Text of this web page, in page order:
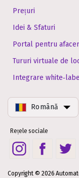
Prețuri
Idei & Sfaturi
Portal pentru
Tururi virtuale de
Integrare
Română
Rețele sociale
Copyright © 2026